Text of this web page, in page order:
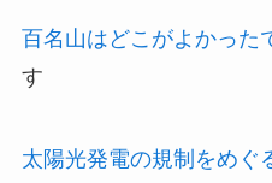
百名山はどこがよかった
す
太陽光発電の規制をめぐ